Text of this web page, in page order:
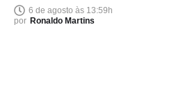
6 de agosto às 13:59h
por Ronaldo Martins